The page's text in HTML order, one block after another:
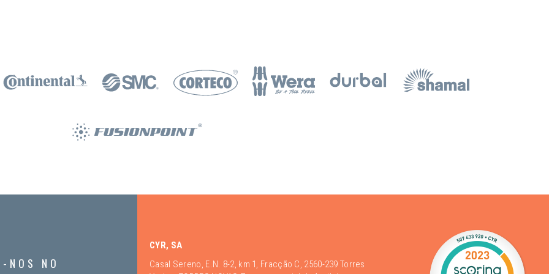
NOS NO
CYR, SA
Casal Sereno, E.N. 8-2, km 1, Fracção C, 2560-239 Torres